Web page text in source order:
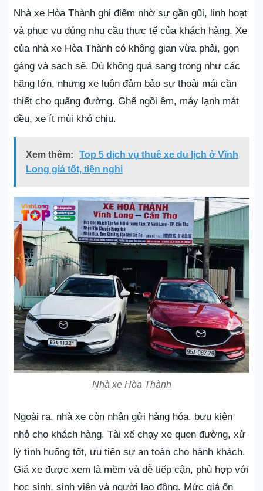
Nhà xe Hòa Thành ghi điểm nhờ sự gần gũi, linh hoạt
và phục vụ đúng nhu cầu thực tế của khách hàng. Xe
của nhà xe Hòa Thành có không gian vừa phải, gọn
gàng và sạch sẽ. Dù không quá sang trọng như các
hãng lớn, nhưng xe luôn đảm bảo sự thoải mái cần
thiết cho quãng đường. Ghế ngồi êm, máy lạnh mát
đều, xe ít mùi khó chịu.
Xem thêm:
Top 5 dịch vụ thuê xe du lịch ở Vĩnh
Long giá tốt, tiện nghi
Nhà xe Hòa Thành
Ngoài ra, nhà xe còn nhận gửi hàng hóa, bưu kiện
nhỏ cho khách hàng. Tài xế chạy xe quen đường, xử
lý tình huống tốt, ưu tiên sự an toàn cho hành khách.
Giá xe được xem là mềm và dễ tiếp cận, phù hợp với
học sinh, sinh viên và người lao động. Mức giá ổn